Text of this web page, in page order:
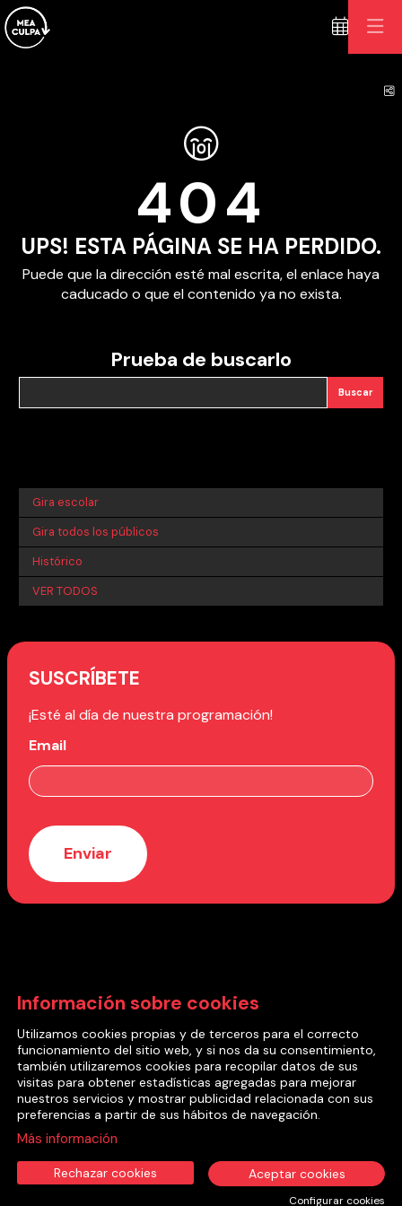
404
UPS! ESTA PÁGINA SE HA PERDIDO.
Puede que la dirección esté mal escrita, el enlace haya
caducado o que el contenido ya no exista.
Prueba de buscarlo
Buscar
Gira escolar
Gira todos los públicos
Histórico
VER TODOS
SUSCRÍBETE
¡Esté al día de nuestra programación!
Email
2022 © Cia Mea Culpa Teatre
Aviso Legal
Información sobre cookies
Utilizamos cookies propias y de terceros para el correcto
funcionamiento del sitio web, y si nos da su consentimiento,
también utilizaremos cookies para recopilar datos de sus
visitas para obtener estadísticas agregadas para mejorar
nuestros servicios y mostrar publicidad relacionada con sus
preferencias a partir de sus hábitos de navegación.
Más información
Aceptar cookies
Rechazar cookies
Configurar cookies